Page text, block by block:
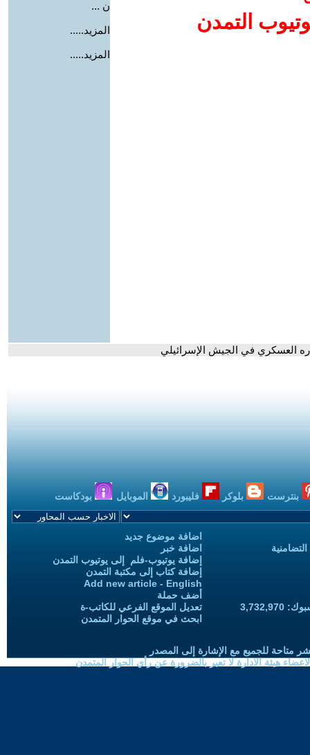
التمدن
ن ...
المزيد.....
المزيد.....
العسكري في الجيش الإسرائيلي
بنترست بلوكر فليبورد الموبايل بودكاست
اضافة موضوع جديد
اضافة خبر
إضافة يوتيوب-فلم إلى يوتيوب التمدن
إضافة كتاب إلى مكتبة التمدن
Add new article - English
أضف حملة
تعديل الموقع الفرعي للكاتب-ة
ابحث في موقع الحوار المتمدن
متاحة للجميع مع الإشارة إلى المصدر
هيئة الادارة لا تعبر بالضرورة عن رأي الحوار المتمدن